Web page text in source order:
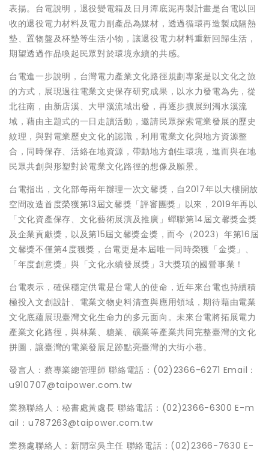
表揚。台電說明，退役變電箱及日月潭底泥再製計畫是台電以回
收的退役電力材料及電力副產品為媒材，透過循環再造製成隔熱
墊、置物盤及杯墊等生活小物，讓退役電力材料重新回歸生活，
期望透過作品喚起民眾對於環境永續的共感。
台電進一步說明，台灣電力產業文化路徑規劃專案是以文化之旅
的方式，展現過往電業文史保存研究成果，以水力發電為先，從
北往南，由新店溪、大甲溪流域出發，再逐步擴展到濁水溪流
域，藉由主題式的一日走讀活動，邀請民眾探索電業發展的歷史
紋理，與對電業歷史文化的認識，利用電業文化與地方資源整
合，同時保存、活絡在地資源，帶動地方創生環境，進而與在地
民眾共創與形塑對於電業文化路徑的想像及願景。
台電指出，文化部每兩年辦理一次文馨獎，自2017年以大樓開放
空間改造首度榮獲第13屆文馨獎「評審團獎」以來，2019年再以
「文化資產保存、文化藝術展演及推廣」蟬聯第14屆文馨獎金獎
及企業貢獻獎，以及第15屆文馨獎金獎，而今（2023）年第16屆
文馨獎不僅第4度獲獎，台電更是本屆唯一同時榮獲「金獎」、
「年度創意獎」與「文化永續發展獎」3大獎項的國營事業！
台電表示，確保穩定供電是台電人的使命，近年來台電也持續積
極投入文創設計、電業文物史料清查與應用領域，期待藉由電業
文化底蘊展現臺灣文化生命力的多元面向。未來台電將拓展電力
產業文化路徑，與林業、糖業、礦業等產業共同完整臺灣的文化
拼圖，讓臺灣的電業發展足跡點亮臺灣的大街小巷。
發言人：蔡專業總管理師 聯絡電話：(02)2366-6271 Email：
u910707@taipower.com.tw
業務聯絡人：秘書處黃處長 聯絡電話：(02)2366-6300 E-m
ail：u787263@taipower.com.tw
業務處聯絡人：新開室吳主任 聯絡電話：(02)2366-7630 E-